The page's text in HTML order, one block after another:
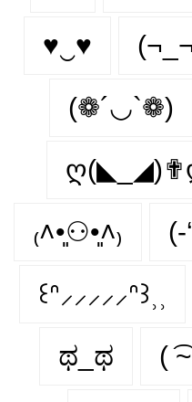
♥‿♥
(❁´◡`❁)
₍˄•͈⚇•͈˄₎ (-
꒰ᐢ⸝⸝⸝⸝⸝ᐢ꒱⸒⸒
ಥ_ಥ (